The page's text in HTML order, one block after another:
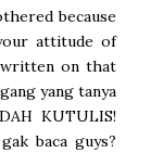
because
attitude of
written on that
yang tanya
KUTULIS!
baca guys?